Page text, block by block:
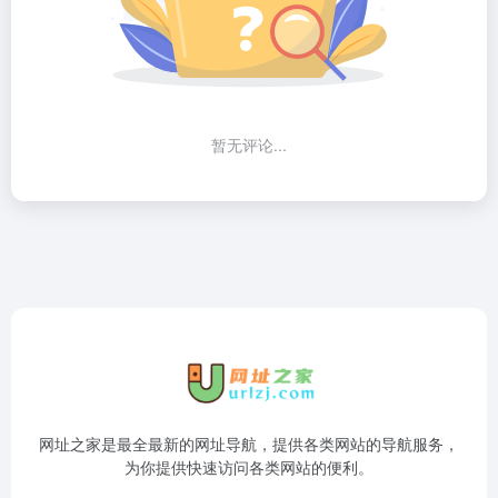
暂无评论...
网址之家是最全最新的网址导航，提供各类网站的导航服务，
为你提供快速访问各类网站的便利。